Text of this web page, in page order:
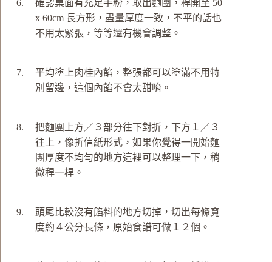
確認桌面有充足手粉，取出麵團，稈開至 50
x 60cm 長方形，盡量厚度一致，不平的話也
不用太緊張，等等還有機會調整。
平均塗上肉桂內餡，整張都可以塗滿不用特
別留邊，這個內餡不會太甜唷。
把麵團上方／３部分往下對折，下方１／３
往上，像折信紙形式，如果你覺得一開始麵
團厚度不均勻的地方這裡可以整理一下，稍
微稈一桿。
頭尾比較沒有餡料的地方切掉，切出每條寬
度約４公分長條，原始食譜可做１２個。